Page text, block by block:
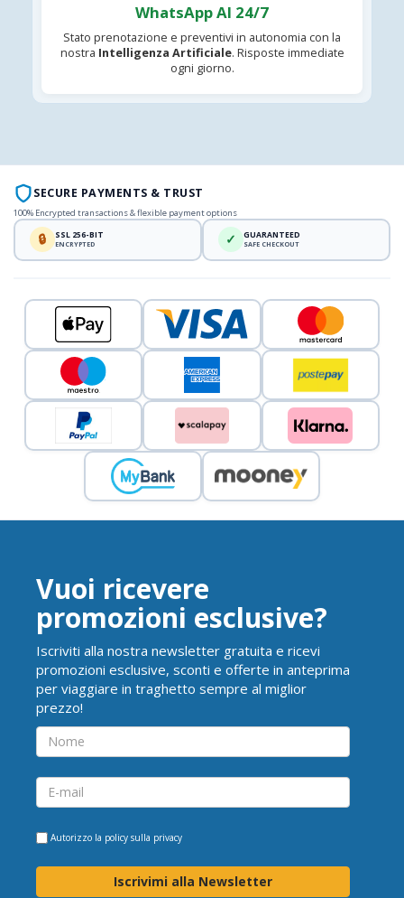
WhatsApp AI 24/7
Stato prenotazione e preventivi in autonomia con la
nostra Intelligenza Artificiale. Risposte immediate
ogni giorno.
SECURE PAYMENTS & TRUST
100% Encrypted transactions & flexible payment options
🔒 SSL 256-BIT
ENCRYPTED ✓ GUARANTEED
SAFE CHECKOUT
Vuoi ricevere
promozioni esclusive?
Iscriviti alla nostra newsletter gratuita e ricevi
promozioni esclusive, sconti e offerte in anteprima
per viaggiare in traghetto sempre al miglior
prezzo!
Autorizzo la policy sulla privacy
Iscrivimi alla Newsletter